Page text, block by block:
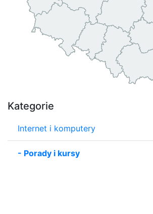
Kategorie
Internet i komputery
- Porady i kursy